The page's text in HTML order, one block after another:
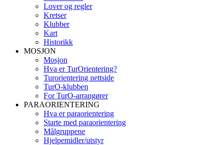
Lover og regler
Kretser
Klubber
Kart
Historikk
MOSJON
Mosjon
Hva er TurOrientering?
Turorientering nettside
TurO-klubben
For TurO-arrangører
PARAORIENTERING
Hva er paraorientering
Starte med paraorientering
Målgruppene
Hjelpemidler/utstyr